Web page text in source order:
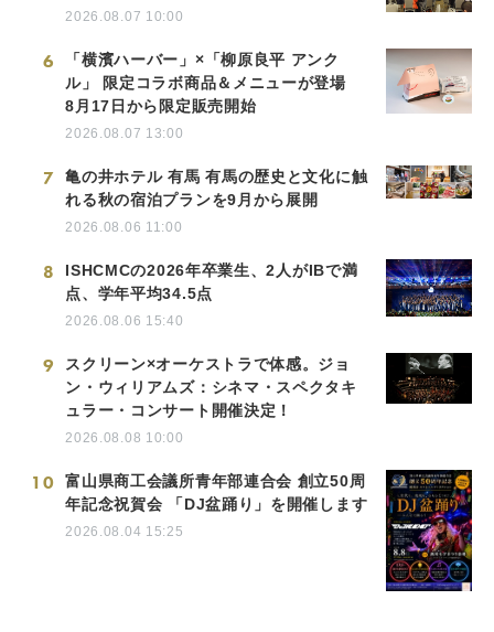
2026.08.07 10:00
6
「横濱ハーバー」×「柳原良平 アンク
ル」 限定コラボ商品＆メニューが登場
8月17日から限定販売開始
2026.08.07 13:00
7
亀の井ホテル 有馬 有馬の歴史と文化に触
れる秋の宿泊プランを9月から展開
2026.08.06 11:00
8
ISHCMCの2026年卒業生、2人がIBで満
点、学年平均34.5点
2026.08.06 15:40
9
スクリーン×オーケストラで体感。ジョ
ン・ウィリアムズ：シネマ・スペクタキ
ュラー・コンサート開催決定！
2026.08.08 10:00
10
富山県商工会議所青年部連合会 創立50周
年記念祝賀会 「DJ盆踊り」を開催します
2026.08.04 15:25